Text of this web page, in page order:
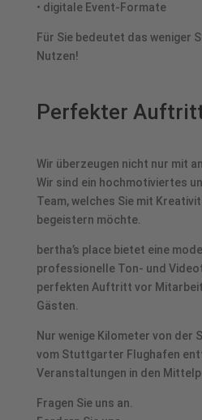
• digitale Event-Formate
Für Sie bedeutet das weniger
Nutzen!
Perfekter
Wir überzeugen nicht nur mit
Wir sind ein hochmotiviertes
Team, welches Sie mit
begeistern möchte.
bertha’s place bietet eine
professionelle Ton- und
perfekten Auftritt vor
Gästen.
Nur wenige Kilometer von der
vom Stuttgarter Flughafen
Veranstaltungen in den
Fragen Sie uns an.